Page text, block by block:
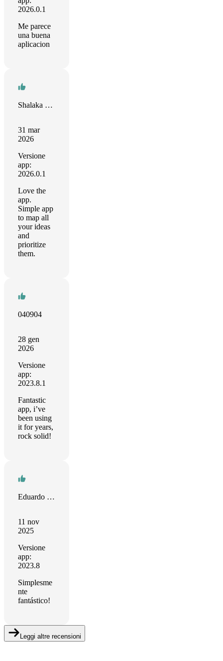
2026.0.1
Me parece
una buena
aplicacion
Shalaka Patil
31 mar
2026
Versione
app:
2026.0.1
Love the
app.
Simple app
to map all
your ideas
and
prioritize
them.
040904
28 gen
2026
Versione
app:
2023.8.1
Fantastic
app, i’ve
been using
it for years,
rock solid!
Eduardo Barbosa
11 nov
2025
Versione
app:
2023.8
Simplesme
nte
fantástico!
Leggi altre recensioni